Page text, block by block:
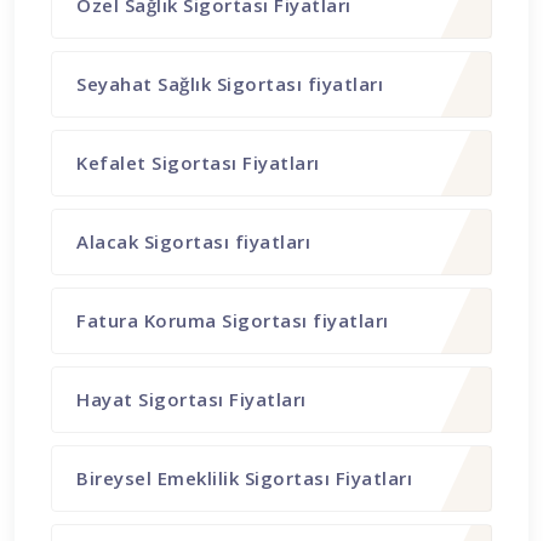
Seyahat Sağlık Sigortası fiyatları
Kefalet Sigortası Fiyatları
Alacak Sigortası fiyatları
Fatura Koruma Sigortası fiyatları
Hayat Sigortası Fiyatları
Bireysel Emeklilik Sigortası Fiyatları